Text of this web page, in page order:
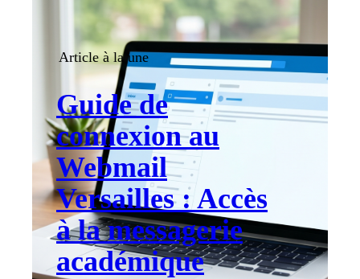
Article à la une
Guide de
connexion au
Webmail
Versailles : Accès
à la messagerie
académique